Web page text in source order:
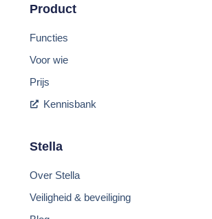
Product
Functies
Voor wie
Prijs
Kennisbank
Stella
Over Stella
Veiligheid & beveiliging